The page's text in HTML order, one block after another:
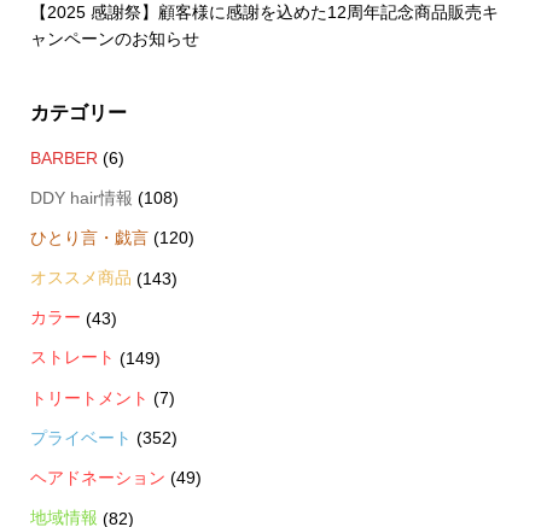
【2025 感謝祭】顧客様に感謝を込めた12周年記念商品販売キ
ャンペーンのお知らせ
カテゴリー
BARBER (6)
DDY hair情報 (108)
ひとり言・戯言(120)
オススメ商品 (143)
カラー (43)
ストレート (149)
トリートメント (7)
プライベート (352)
ヘアドネーション (49)
地域情報 (82)